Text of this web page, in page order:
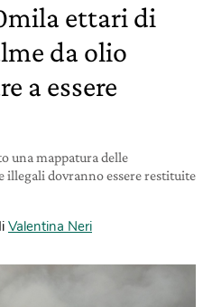
ettari di
da olio
a essere
una mappatura delle
illegali dovranno essere restituite
Valentina Neri